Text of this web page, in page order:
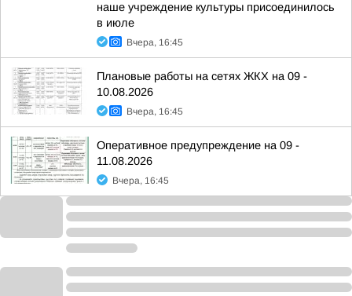
наше учреждение культуры присоединилось
в июле
Вчера, 16:45
Плановые работы на сетях ЖКХ на 09 -
10.08.2026
Вчера, 16:45
Оперативное предупреждение на 09 -
11.08.2026
Вчера, 16:45